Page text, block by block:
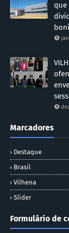
que
Marcadores
Destaque
Brasil
Vilhena
Slider
Formulário de